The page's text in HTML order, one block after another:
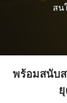
สน
พร้อมสนับ